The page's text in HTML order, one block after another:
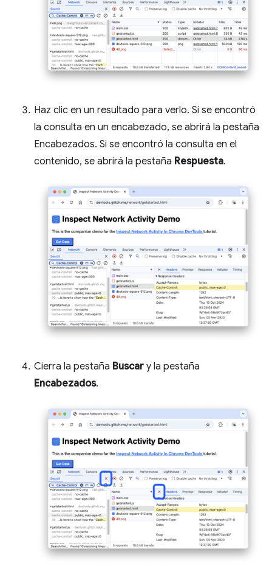
Haz clic en un resultado para verlo. Si se encontró
la consulta en un encabezado, se abrirá la pestaña
Encabezados. Si se encontró la consulta en el
contenido, se abrirá la pestaña Respuesta.
Cierra la pestaña Buscar y la pestaña
Encabezados.